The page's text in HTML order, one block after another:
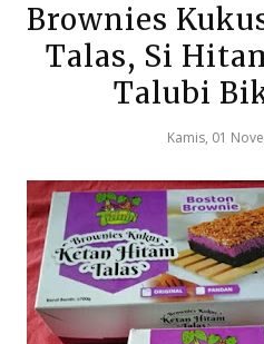
Brownies
Talas, Si
Talubi
Kamis, 01